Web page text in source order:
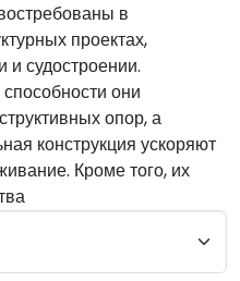
в
проектах,
судостроении.
они
опор, а
конструкция ускоряют
Кроме того, их